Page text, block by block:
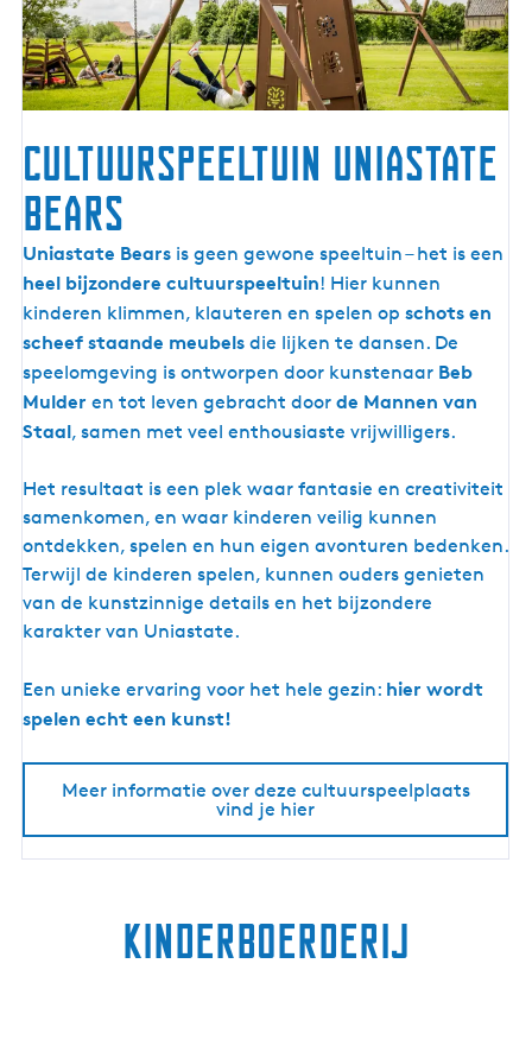
Cultuurspeeltuin Uniastate
Bears
C
u
l
t
u
u
r
p
l
u
n
n
i
Uniastate Bears is geen gewone speeltuin – het is een
heel bijzondere cultuurspeeltuin! Hier kunnen
kinderen klimmen, klauteren en spelen op schots en
scheef staande meubels die lijken te dansen. De
speelomgeving is ontworpen door kunstenaar Beb
Mulder en tot leven gebracht door de Mannen van
Staal, samen met veel enthousiaste vrijwilligers.
Het resultaat is een plek waar fantasie en creativiteit
samenkomen, en waar kinderen veilig kunnen
ontdekken, spelen en hun eigen avonturen bedenken.
Terwijl de kinderen spelen, kunnen ouders genieten
van de kunstzinnige details en het bijzondere
karakter van Uniastate.
Een unieke ervaring voor het hele gezin: hier wordt
spelen echt een kunst!
Meer informatie over deze cultuurspeelplaats
vind je hier
Kinderboerderij